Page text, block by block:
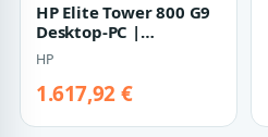
HP Elite Tower 800 G9
Desktop-PC |
a0yy3ea#abd | Core
i5-14500 - 32GB…
HP
1.617,92 €